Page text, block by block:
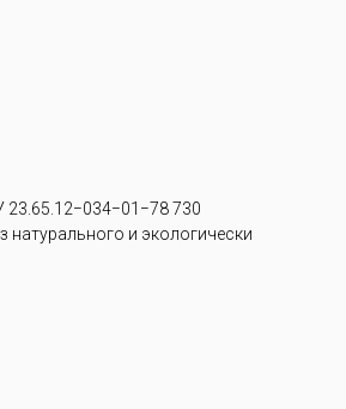
730
и экологически